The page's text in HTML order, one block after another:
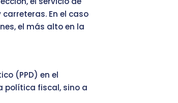
carreteras. En el caso
el más alto en la
(PPD) en el
política fiscal, sino a